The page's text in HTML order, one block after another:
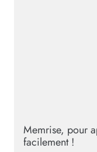
Memrise, pour
facilement !